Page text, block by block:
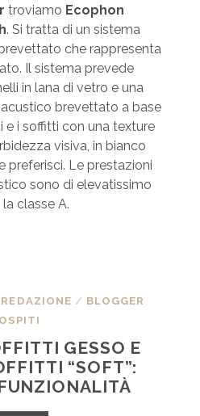
troviamo Ecophon
. Si tratta di un sistema
che rappresenta
Il sistema prevede
in lana di vetro e una
brevettato a base
e i soffitti con una texture
visiva, in bianco
preferisci. Le prestazioni
sono di elevatissimo
classe A.
REDAZIONE / BLOGGER
OSPITI
GESSO E
“SOFT”: